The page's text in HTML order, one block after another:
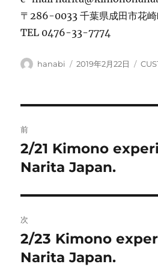
〒286-0033 千葉県成田市花
TEL 0476-33-7774
投
hanabi
投
2019年2月22日
カ
稿
ナ
ビ
ゲ
ー
前
前
の
稿:
2/21 Kimono
Narita Japan.
次
次
の
2/23 Kimono
Narita Japan.